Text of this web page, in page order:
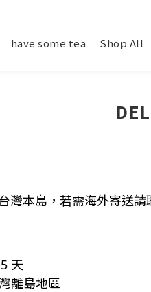
have some tea Shop All
台灣本島，若需海外寄送請
天
離島地區